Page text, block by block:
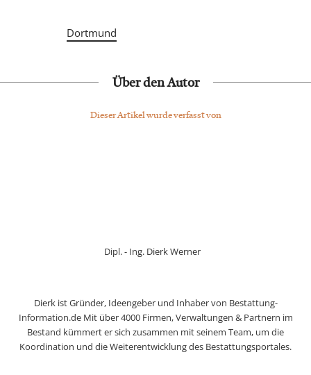
Dortmund
Über den Autor
Dieser Artikel wurde verfasst von
Dipl. - Ing. Dierk Werner
Dierk ist Gründer, Ideengeber und Inhaber von Bestattung-
Information.de Mit über 4000 Firmen, Verwaltungen & Partnern im
Bestand kümmert er sich zusammen mit seinem Team, um die
Koordination und die Weiterentwicklung des Bestattungsportales.